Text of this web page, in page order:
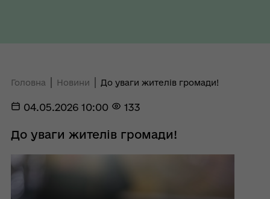
Головна Новини До уваги жителів громади!
04.05.2026 10:00 133
До уваги жителів громади!